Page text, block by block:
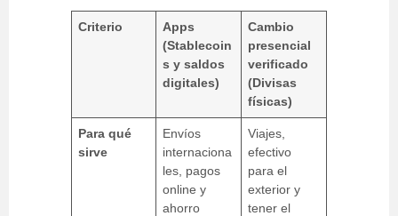
Criterio
Apps
(Stablecoin
s y saldos
digitales)
Cambio
presencial
verificado
(Divisas
físicas)
Para qué
sirve
Envíos
internaciona
les, pagos
online y
ahorro
Viajes,
efectivo
para el
exterior y
tener el